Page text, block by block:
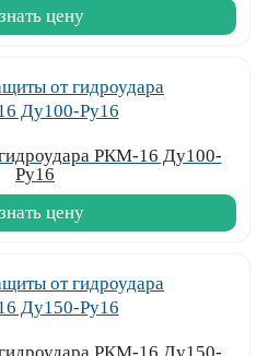
цену
РКМ-16 Ду100-
Ру16
цену